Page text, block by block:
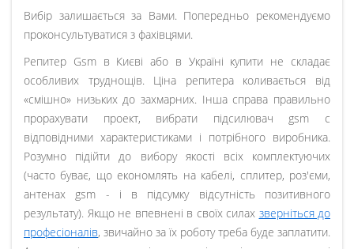
Вибір залишається за Вами. Попередньо рекомендуємо
проконсультуватися з фахівцями.
Репитер Gsm в Києві або в Україні купити не складає
особливих труднощів. Ціна репитера коливається від
«смішно» низьких до захмарних. Інша справа правильно
прорахувати проект, вибрати підсилювач gsm c
відповідними характеристиками і потрібного виробника.
Розумно підійти до вибору якості всіх комплектуючих
(часто буває, що економлять на кабелі, сплитер, роз'єми,
антенах gsm - і в підсумку відсутність позитивного
результату). Якщо не впевнені в своїх силах зверніться до
професіоналів, звичайно за їх роботу треба буде заплатити.